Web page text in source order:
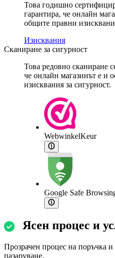
Това годишно
гарантира, че онлайн
общите правни
Изисквания
Сканиране за сигурност
Това редовно сканиране
че онлайн магазинът е и
изисквания за сигурност.
WebwinkelKeur
Google Safe
Ясен процес и
Прозрачен процес на поръчка
пазаруване.